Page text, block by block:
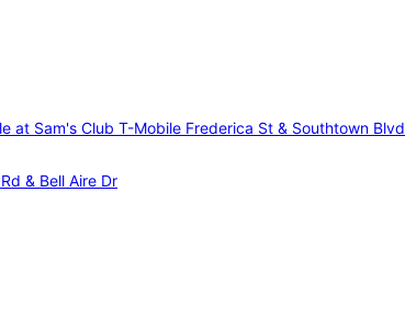
at Sam's Club T-Mobile Frederica St & Southtown Blvd
& Bell Aire Dr